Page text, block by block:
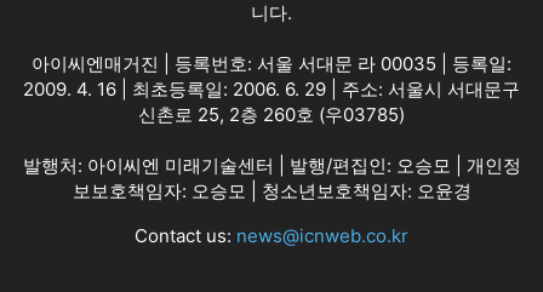
니다.
아이씨엔매거진 | 등록번호: 서울 서대문 라 00035 | 등록일:
2009. 4. 16 | 최초등록일: 2006. 6. 29 | 주소: 서울시 서대문구
신촌로 25, 2층 260호 (우03785)
발행처: 아이씨엔 미래기술센터 | 발행/편집인: 오승모 | 개인정
보보호책임자: 오승모 | 청소년보호책임자: 오윤경
Contact us: news@icnweb.co.kr